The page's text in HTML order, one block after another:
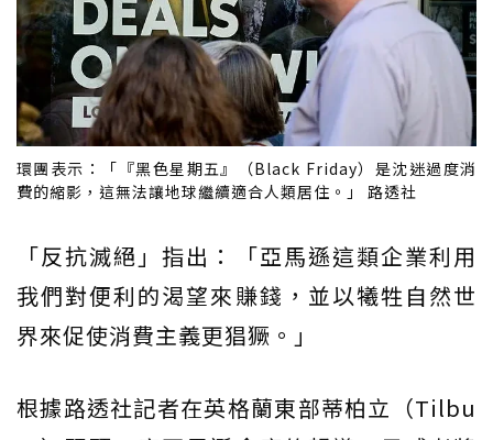
環團表示：「『黑色星期五』（Black Friday）是沈迷過度消
費的縮影，這無法讓地球繼續適合人類居住。」 路透社
「反抗滅絕」指出：「亞馬遜這類企業利用
我們對便利的渴望來賺錢，並以犧牲自然世
界來促使消費主義更猖獗。」
根據路透社記者在英格蘭東部蒂柏立（Tilbu